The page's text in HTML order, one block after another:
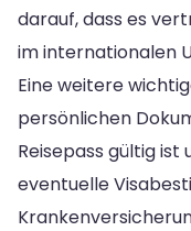
darauf, dass es
im internationalen
Eine weitere
persönlichen
Reisepass gültig
eventuelle